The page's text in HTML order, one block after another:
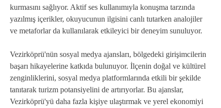
kurmasını sağlıyor. Aktif ses kullanımıyla konuşma tarzında
yazılmış içerikler, okuyucunun ilgisini canlı tutarken analojiler
ve metaforlar da kullanılarak etkileyici bir deneyim sunuluyor.
Vezirköprü'nün sosyal medya ajansları, bölgedeki girişimcilerin
başarı hikayelerine katkıda bulunuyor. İlçenin doğal ve kültürel
zenginliklerini, sosyal medya platformlarında etkili bir şekilde
tanıtarak turizm potansiyelini de artırıyorlar. Bu ajanslar,
Vezirköprü'yü daha fazla kişiye ulaştırmak ve yerel ekonomiyi